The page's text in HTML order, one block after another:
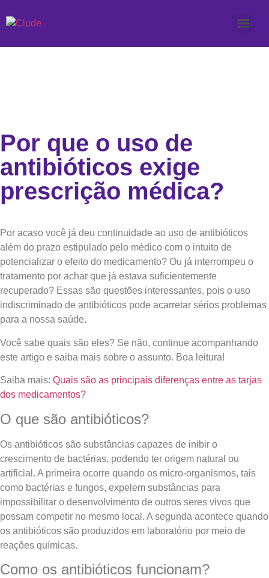
Por que o uso de
antibióticos exige
prescrição médica?
Por acaso você já deu continuidade ao uso de antibióticos
além do prazo estipulado pelo médico com o intuito de
potencializar o efeito do medicamento? Ou já interrompeu o
tratamento por achar que já estava suficientemente
recuperado? Essas são questões interessantes, pois o uso
indiscriminado de antibióticos pode acarretar sérios problemas
para a nossa saúde.
Você sabe quais são eles? Se não, continue acompanhando
este artigo e saiba mais sobre o assunto. Boa leitura!
Saiba mais: Quais são as principais diferenças entre as tarjas
dos medicamentos?
O que são antibióticos?
Os antibióticos são substâncias capazes de inibir o
crescimento de bactérias, podendo ter origem natural ou
artificial. A primeira ocorre quando os micro-organismos, tais
como bactérias e fungos, expelem substâncias para
impossibilitar o desenvolvimento de outros seres vivos que
possam competir no mesmo local. A segunda acontece quando
os antibióticos são produzidos em laboratório por meio de
reações químicas.
Como os antibióticos funcionam?